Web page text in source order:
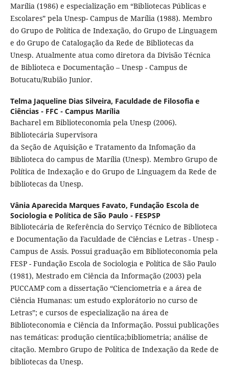
Marília (1986) e especialização em “Bibliotecas Públicas e
Escolares” pela Unesp- Campus de Marília (1988). Membro
do Grupo de Política de Indexação, do Grupo de Linguagem
e do Grupo de Catalogação da Rede de Bibliotecas da
Unesp. Atualmente atua como diretora da Divisão Técnica
de Biblioteca e Documentação – Unesp - Campus de
Botucatu/Rubião Junior.
Telma Jaqueline Dias Silveira, Faculdade de Filosofia e
Ciências - FFC - Campus Marília
Bacharel em Biblioteconomia pela Unesp (2006).
Bibliotecária Supervisora
da Seção de Aquisição e Tratamento da Infomação da
Biblioteca do campus de Marília (Unesp). Membro Grupo de
Política de Indexação e do Grupo de Linguagem da Rede de
bibliotecas da Unesp.
Vânia Aparecida Marques Favato, Fundação Escola de
Sociologia e Política de São Paulo - FESPSP
Bibliotecária de Referência do Serviço Técnico de Biblioteca
e Documentação da Faculdade de Ciências e Letras - Unesp -
Campus de Assis. Possui graduação em Biblioteconomia pela
FESP - Fundação Escola de Sociologia e Política de São Paulo
(1981), Mestrado em Ciência da Informação (2003) pela
PUCCAMP com a dissertação “Cienciometria e a área de
Ciência Humanas: um estudo explorátorio no curso de
Letras”; e cursos de especialização na área de
Biblioteconomia e Ciência da Informação. Possui publicações
nas temáticas: produção cientíica;bibliometria; análise de
citação. Membro Grupo de Política de Indexação da Rede de
bibliotecas da Unesp.